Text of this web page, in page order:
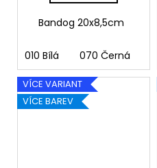
Bandog 20x8,5cm
010 Bílá 070 Černá
VÍCE VARIANT
VÍCE BAREV